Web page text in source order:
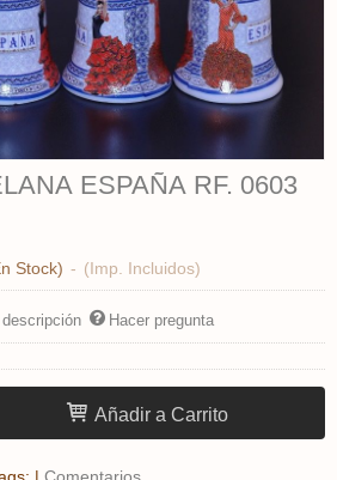
ESPAÑA RF. 0603
Stock) - (Imp. Incluidos)
descripción Hacer pregunta
Añadir a Carrito
| Comentarios